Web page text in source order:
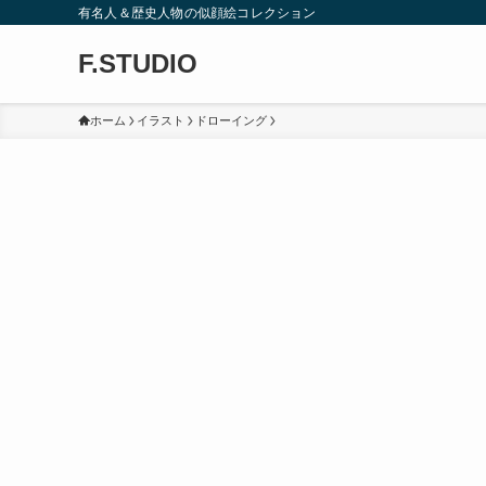
有名人＆歴史人物の似顔絵コレクション
F.STUDIO
ホーム イラスト ドローイング